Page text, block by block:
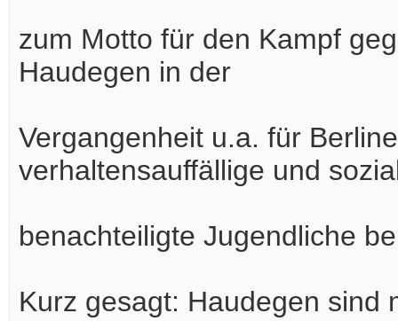
zum Motto für den Kampf
Haudegen in der
Vergangenheit u.a. für
verhaltensauffällige und
benachteiligte Jugendliche
Kurz gesagt: Haudegen sind